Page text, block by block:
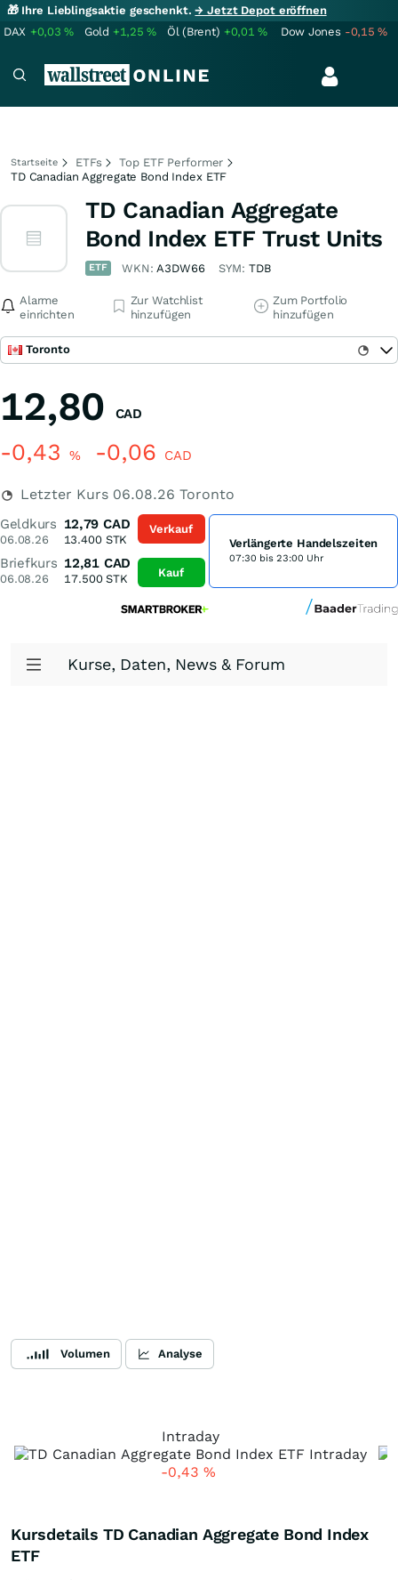
🎁 Ihre Lieblingsaktie geschenkt.→ Jetzt Depot eröffnen
DAX +0,03% Gold +1,25% Öl (Brent) +0,01% Dow Jones -0,15%
Startseite ETFs
Top ETF Performer
TD Canadian Aggregate Bond Index ETF
TD Canadian Aggregate
Bond Index ETF Trust Units
ETF WKN:A3DW66 SYM: TDB
Alarme
einrichten
Zur Watchlist
hinzufügen
Zum Portfolio
hinzufügen
Toronto
12,80 CAD
-0,43 % -0,06 CAD
Letzter Kurs 06.08.26 Toronto
Geldkurs
06.08.26
12,79 CAD
13.400STK
Briefkurs
06.08.26
12,81 CAD
17.500STK
Verkauf
Kauf
Verlängerte Handelszeiten
07:30 bis 23:00 Uhr
Kurse, Daten, News & Forum
Volumen Analyse
Intraday
-0,43 %
Kursdetails TD Canadian Aggregate Bond Index
ETF